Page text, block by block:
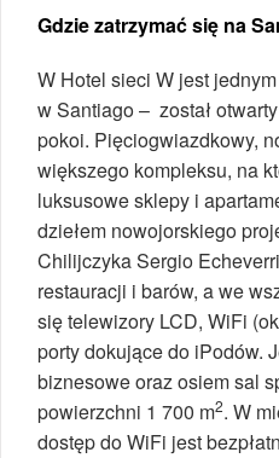
Gdzie zatrzymać się na
W Hotel sieci W jest
w Santiago – został
pokoi. Pięciogwiazdkowy,
większego kompleksu, na
luksusowe sklepy i
dziełem nowojorskiego
Chilijczyka Sergio
restauracji i barów, a we
się telewizory LCD, WiFi
porty dokujące do iPodów.
biznesowe oraz osiem sal
powierzchni 1 700 m2. W
dostęp do WiFi jest